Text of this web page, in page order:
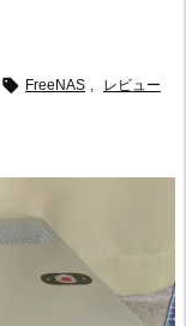
 FreeNAS ,
レビュー